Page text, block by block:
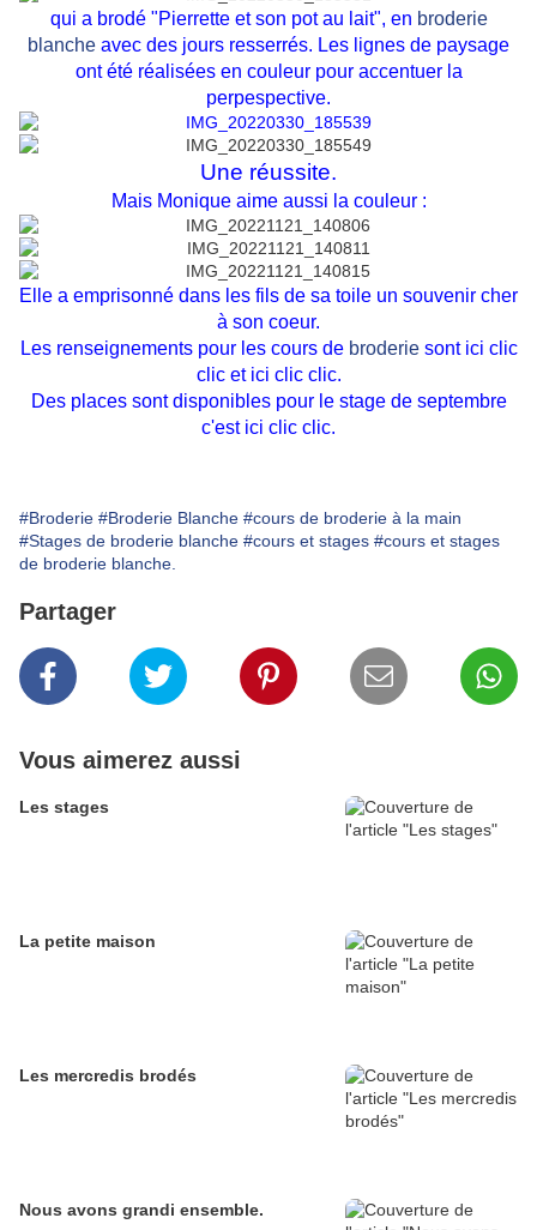
qui a brodé "Pierrette et son pot au lait", en broderie
blanche avec des jours resserrés. Les lignes de paysage
ont été réalisées en couleur pour accentuer la
perpespective.
Une réussite.
Mais Monique aime aussi la couleur :
Elle a emprisonné dans les fils de sa toile un souvenir cher
à son coeur.
Les renseignements pour les cours debroderie sont ici clic
clic et ici clic clic.
Des places sont disponibles pour le stage de septembre
c'est ici clic clic.
#Broderie #Broderie Blanche #cours de broderie à la main
#Stages de broderie blanche #cours et stages #cours et stages
de broderie blanche.
Partager
Vous aimerez aussi
Les stages
La petite maison
Les mercredis brodés
Nous avons grandi ensemble.